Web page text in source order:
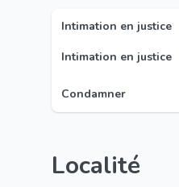
Intimation en justice
Intimation en justice
Condamner
Localité